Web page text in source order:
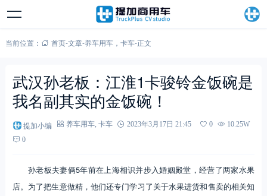
当前位置： 首页-文章-养车用车， 卡车-正文
武汉孙老板：江淮1卡骏铃金饭碗是
我名副其实的金饭碗！
提加小编 养车用车, 卡车 2023年3月17日 21:45 0
10.25W
0
孙老板夫妻俩5年前在上海相识并步入婚姻殿堂，经营了两家水果
店。为了把生意做精，他们还专门学习了关于水果进货和售卖的相关知